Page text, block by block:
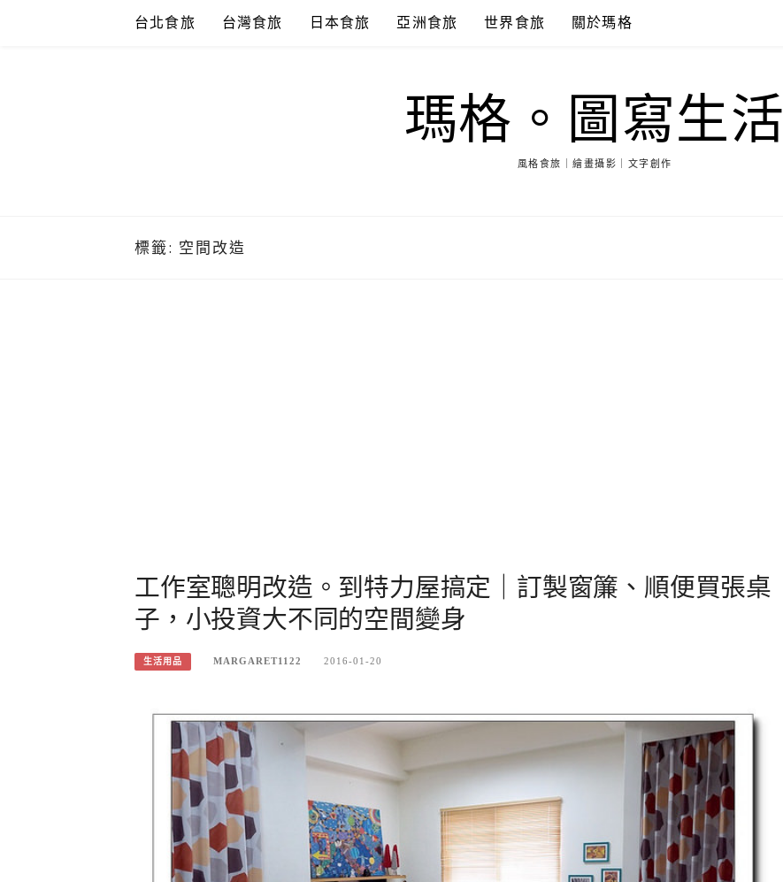
台北食旅 台灣食旅 日本食旅 亞洲食旅 世界食旅 關於瑪格
瑪格。圖寫生活
風格食旅｜繪畫攝影｜文字創作
標籤: 空間改造
工作室聰明改造。到特力屋搞定｜訂製窗簾、順便買張桌
子，小投資大不同的空間變身
生活用品 MARGARET1122 2016-01-20